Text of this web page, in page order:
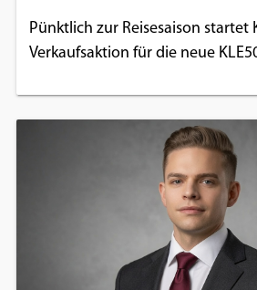
Pünktlich zur Reisesaison startet
Verkaufsaktion für die neue